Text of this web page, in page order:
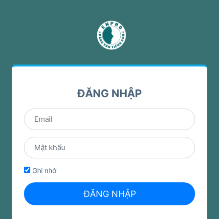
ĐĂNG NHẬP
Ghi nhớ
ĐĂNG NHẬP